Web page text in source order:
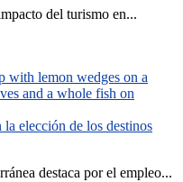
del turismo en...
elección de los destinos
destaca por el empleo...